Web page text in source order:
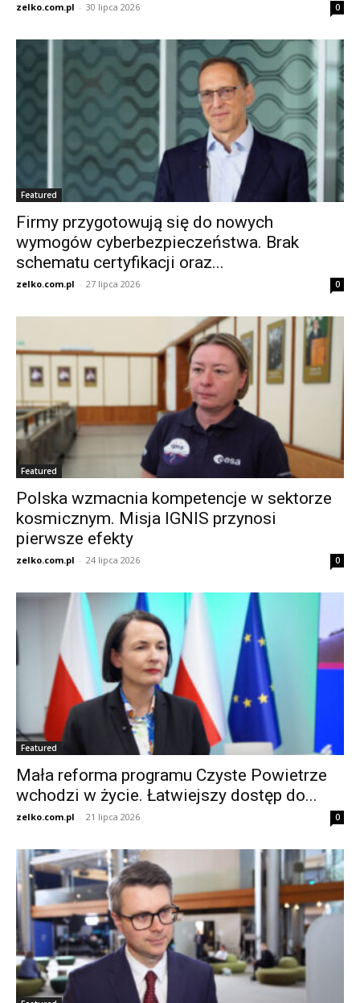
zelko.com.pl - 30 lipca 2026 0
Featured
Firmy przygotowują się do nowych
wymogów cyberbezpieczeństwa. Brak
schematu certyfikacji oraz...
zelko.com.pl - 27 lipca 2026 0
Featured
Polska wzmacnia kompetencje w sektorze
kosmicznym. Misja IGNIS przynosi
pierwsze efekty
zelko.com.pl - 24 lipca 2026 0
Featured
Mała reforma programu Czyste Powietrze
wchodzi w życie. Łatwiejszy dostęp do...
zelko.com.pl - 21 lipca 2026 0